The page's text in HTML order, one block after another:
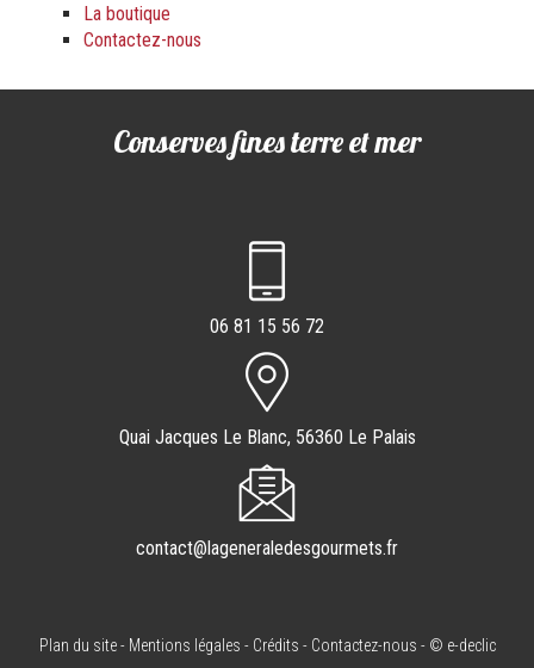
La boutique
Contactez-nous
Conserves fines terre et mer
06 81 15 56 72
Quai Jacques Le Blanc, 56360 Le Palais
contact@lageneraledesgourmets.fr
Plan du site- Mentions légales - Crédits - Contactez-nous - © e-declic